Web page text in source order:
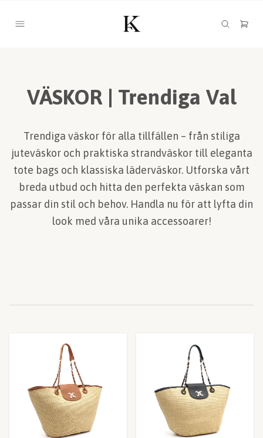
VÄSKOR | Trendiga Val
Trendiga väskor för alla tillfällen – från stiliga
juteväskor och praktiska strandväskor till eleganta
tote bags och klassiska läderväskor. Utforska vårt
breda utbud och hitta den perfekta väskan som
passar din stil och behov. Handla nu för att lyfta din
look med våra unika accessoarer!